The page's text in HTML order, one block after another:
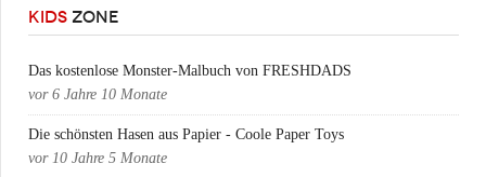
KIDS ZONE
Das kostenlose Monster-Malbuch von FRESHDADS
vor 6 Jahre 10 Monate
Die schönsten Hasen aus Papier - Coole Paper Toys
vor 10 Jahre 5 Monate